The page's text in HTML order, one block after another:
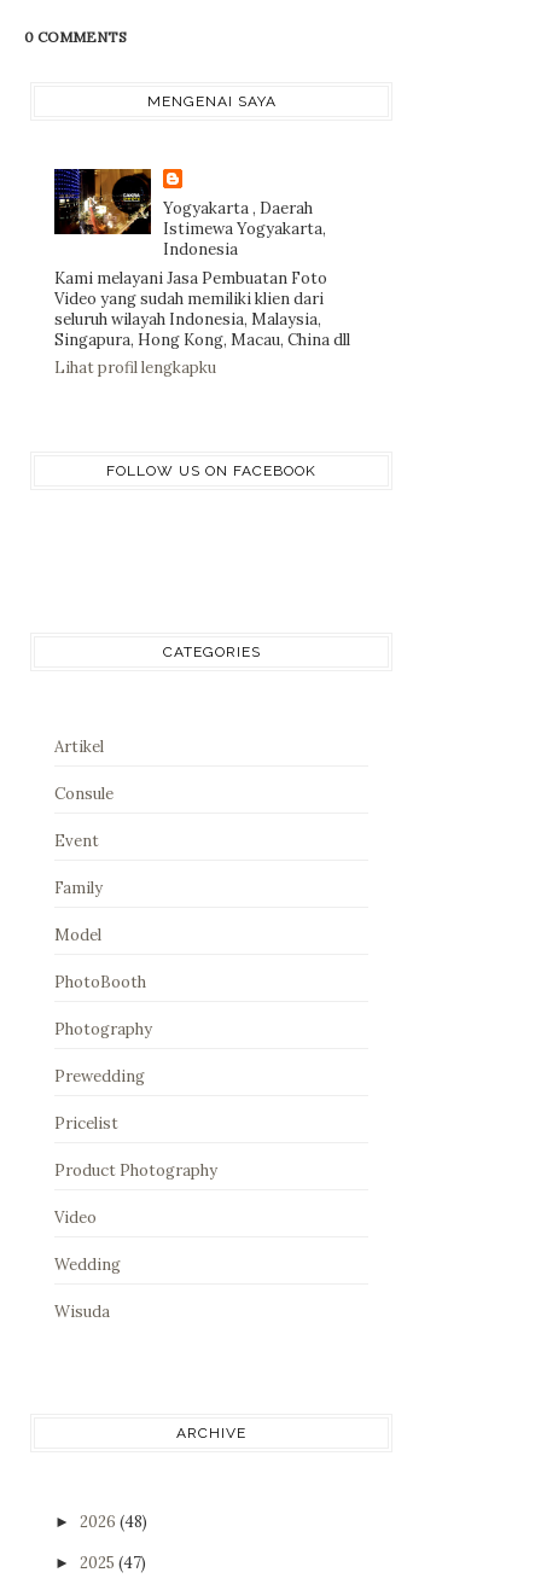
0 COMMENTS
MENGENAI SAYA
Yogyakarta , Daerah
Istimewa Yogyakarta,
Indonesia
Kami melayani Jasa Pembuatan Foto
Video yang sudah memiliki klien dari
seluruh wilayah Indonesia, Malaysia,
Singapura, Hong Kong, Macau, China dll
Lihat profil lengkapku
FOLLOW US ON FACEBOOK
CATEGORIES
Artikel
Consule
Event
Family
Model
PhotoBooth
Photography
Prewedding
Pricelist
Product Photography
Video
Wedding
Wisuda
ARCHIVE
► 2026 (48)
► 2025 (47)